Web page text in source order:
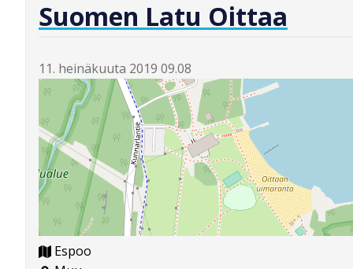
Suomen Latu Oittaa
11. heinäkuuta 2019 09.08
Espoo